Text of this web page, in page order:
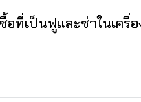
ที่เป็นฟูและซ่าในเครื่